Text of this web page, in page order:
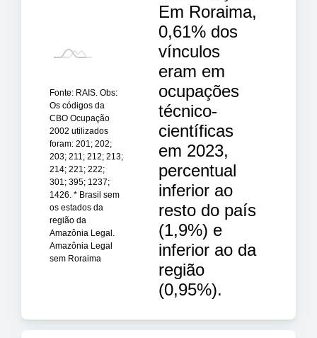
Fonte: RAIS. Obs:
Os códigos da
CBO Ocupação
2002 utilizados
foram: 201; 202;
203; 211; 212; 213;
214; 221; 222;
301; 395; 1237;
1426. * Brasil sem
os estados da
região da
Amazônia Legal.
Amazônia Legal
sem Roraima
Em Roraima,
0,61% dos
vínculos
eram em
ocupações
técnico-
científicas
em 2023,
percentual
inferior ao
resto do país
(1,9%) e
inferior ao da
região
(0,95%).